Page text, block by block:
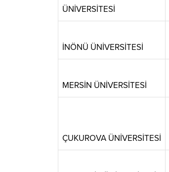
ÜNİVERSİTESİ
İNÖNÜ ÜNİVERSİTESİ
MERSİN ÜNİVERSİTESİ
ÇUKUROVA ÜNİVERSİTESİ